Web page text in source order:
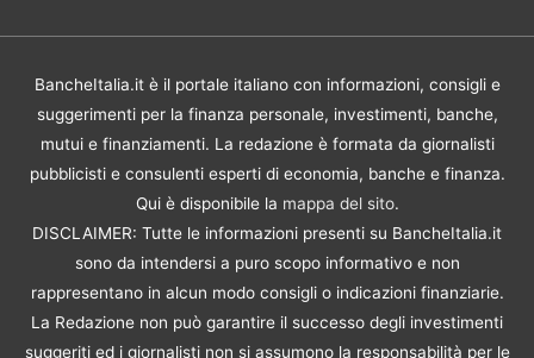
BancheItalia.it è il portale italiano con informazioni, consigli e
suggerimenti per la finanza personale, investimenti, banche,
mutui e finanziamenti. La redazione è formata da giornalisti
pubblicisti e consulenti esperti di economia, banche e finanza.
Qui è disponibile la mappa del sito.
DISCLAIMER: Tutte le informazioni presenti su BancheItalia.it
sono da intendersi a puro scopo informativo e non
rappresentano in alcun modo consigli o indicazioni finanziarie.
La Redazione non può garantire il successo degli investimenti
suggeriti ed i giornalisti non si assumono la responsabilità per le